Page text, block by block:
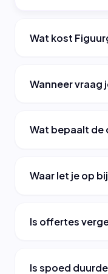
Wat kost
Wanneer vraag
Wat bepaalt
Waar let je op
Is offertes
Is spoed